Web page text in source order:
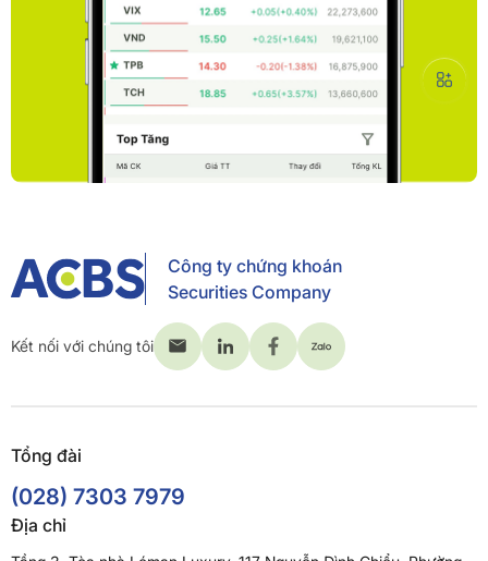
Công ty chứng khoán
Securities Company
Kết nối với chúng tôi
Tổng đài
(028) 7303 7979
Địa chỉ